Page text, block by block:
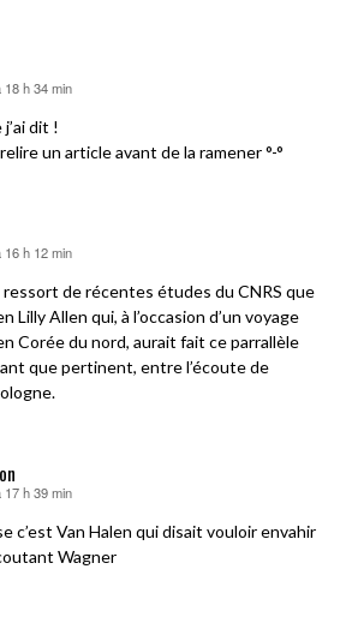
18 h 34 min
dit !
un article avant de la ramener °-°
16 h 12 min
ressort de récentes études du CNRS que
Lilly Allen qui, à l’occasion d’un voyage
Corée du nord, aurait fait ce parrallèle
que pertinent, entre l’écoute de
17 h 39 min
c’est Van Halen qui disait vouloir envahir
Wagner